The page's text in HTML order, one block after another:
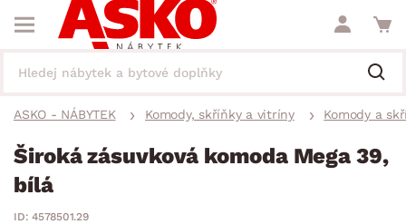
ASKO - NÁBYTEK Komody, skříňky a vitríny Komody a
Široká zásuvková komoda Mega 39,
bílá
ID: 4578501.29